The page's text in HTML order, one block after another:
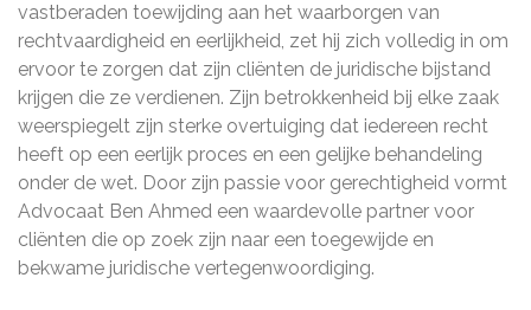
vastberaden toewijding aan het waarborgen van
rechtvaardigheid en eerlijkheid, zet hij zich volledig in om
ervoor te zorgen dat zijn cliënten de juridische bijstand
krijgen die ze verdienen. Zijn betrokkenheid bij elke zaak
weerspiegelt zijn sterke overtuiging dat iedereen recht
heeft op een eerlijk proces en een gelijke behandeling
onder de wet. Door zijn passie voor gerechtigheid vormt
Advocaat Ben Ahmed een waardevolle partner voor
cliënten die op zoek zijn naar een toegewijde en
bekwame juridische vertegenwoordiging.